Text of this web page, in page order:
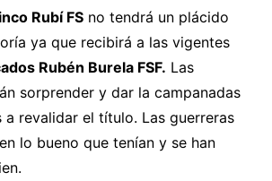
Rubí FS no tendrá un plácido
ya que recibirá a las vigentes
Rubén Burela FSF. Las
sorprender y dar la campanadas
revalidar el título. Las guerreras
lo bueno que tenían y se han